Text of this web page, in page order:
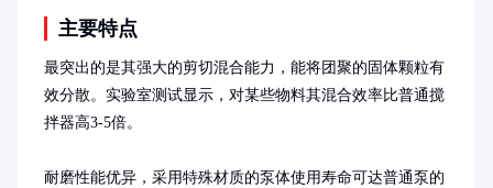
主要特点
最突出的是其强大的剪切混合能力，能将团聚的固体颗粒有
效分散。实验室测试显示，对某些物料其混合效率比普通搅
拌器高3-5倍。
耐磨性能优异，采用特殊材质的泵体使用寿命可达普通泵的